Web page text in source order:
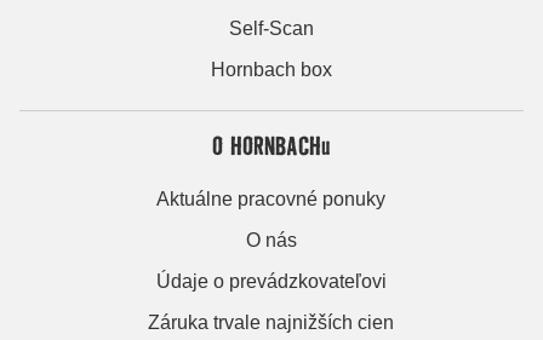
Self-Scan
Hornbach box
O HORNBACHu
Aktuálne pracovné ponuky
O nás
Údaje o prevádzkovateľovi
Záruka trvale najnižších cien